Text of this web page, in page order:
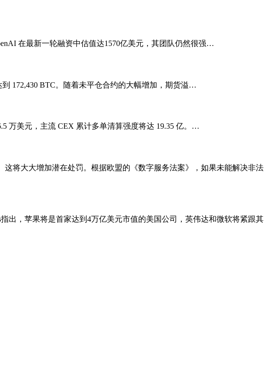
在最新一轮融资中估值达1570亿美元，其团队仍然很强…
到 172,430 BTC。随着未平仓合约的大幅增加，期货溢…
万美元，主流 CEX 累计多单清算强度将达 19.35 亿。…
这将大大增加潜在处罚。根据欧盟的《数字服务法案》，如果未能解决非法
出，苹果将是首家达到4万亿美元市值的美国公司，英伟达和微软将紧跟其